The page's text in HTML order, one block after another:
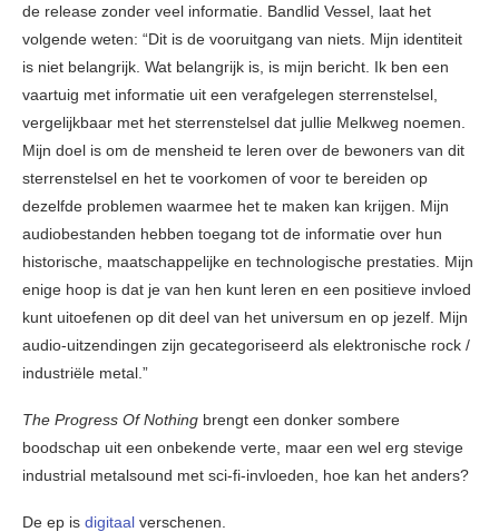
de release zonder veel informatie. Bandlid Vessel, laat het
volgende weten: “Dit is de vooruitgang van niets. Mijn identiteit
is niet belangrijk. Wat belangrijk is, is mijn bericht. Ik ben een
vaartuig met informatie uit een verafgelegen sterrenstelsel,
vergelijkbaar met het sterrenstelsel dat jullie Melkweg noemen.
Mijn doel is om de mensheid te leren over de bewoners van dit
sterrenstelsel en het te voorkomen of voor te bereiden op
dezelfde problemen waarmee het te maken kan krijgen. Mijn
audiobestanden hebben toegang tot de informatie over hun
historische, maatschappelijke en technologische prestaties. Mijn
enige hoop is dat je van hen kunt leren en een positieve invloed
kunt uitoefenen op dit deel van het universum en op jezelf. Mijn
audio-uitzendingen zijn gecategoriseerd als elektronische rock /
industriële metal.”
The Progress Of Nothing brengt een donker sombere
boodschap uit een onbekende verte, maar een wel erg stevige
industrial metalsound met sci-fi-invloeden, hoe kan het anders?
De ep is digitaal verschenen.